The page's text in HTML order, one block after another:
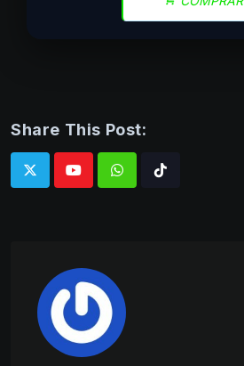
Share This Post:
WhatsappTiktok